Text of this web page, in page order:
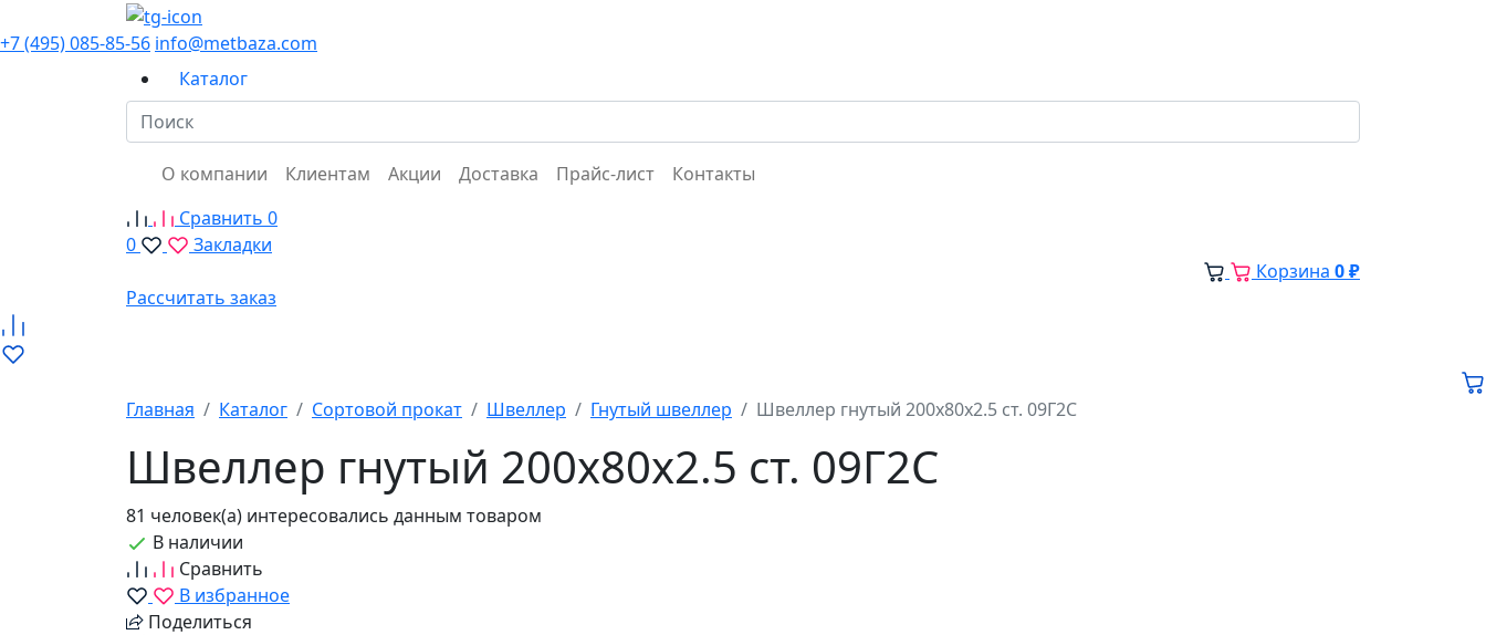
+7 (495) 085-85-56 info@metbaza.com
Каталог
О компании Клиентам Акции Доставка Прайс-лист
Контакты
Сравнить 0
0
Закладки
Корзина 0 ₽
Рассчитать заказ
Главная Каталог Сортовой прокат Швеллер Гнутый швеллер Швеллер гнутый 200х80х2.5 ст. 09Г2С
Швеллер гнутый 200х80х2.5 ст. 09Г2С
81 человек(а) интересовались данным товаром
В наличии
Сравнить
В избранное
Поделиться